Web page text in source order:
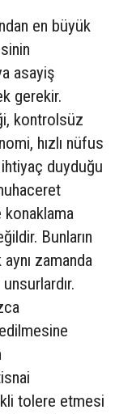
en büyük
asayiş
gerekir.
kontrolsüz
hızlı nüfus
ihtiyaç duyduğu
Bunların
zamanda
tolere etmesi